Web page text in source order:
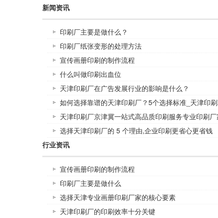
新闻资讯
印刷厂主要是做什么？
印刷厂纸张变形的处理方法
宣传画册印刷的制作流程
什么叫做印刷出血位
天津印刷厂在广告发展行业的影响是什么？
如何选择靠谱的天津印刷厂？5个选择标准_天津印
天津印刷厂京津冀一站式高品质印刷服务专业印刷
选择天津印刷厂的 5 个理由,企业印刷更省心更省钱
行业资讯
宣传画册印刷的制作流程
印刷厂主要是做什么
选择天津专业画册印刷厂家的核心要素
天津印刷厂的印刷效率十分关键